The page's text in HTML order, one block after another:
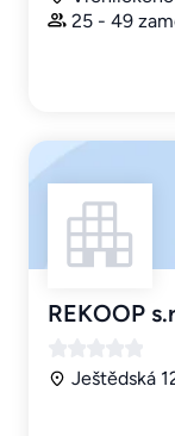
25 - 49
REKOOP
Ještědská